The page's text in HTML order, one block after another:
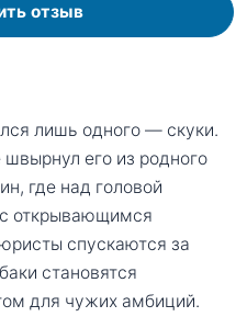
отзыв
лишь одного — скуки.
его из родного
где над головой
с открывающимся
спускаются за
становятся
для чужих амбиций.